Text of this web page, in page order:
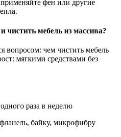
фен или другие
чистить мебель из массива?
вопросом: чем чистить мебель
мягкими средствами без
раза в неделю
байку, микрофибру